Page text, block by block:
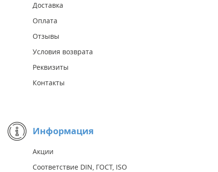
Доставка
Оплата
Отзывы
Условия возврата
Реквизиты
Контакты
Информация
Акции
Соответствие DIN, ГОСТ, ISO